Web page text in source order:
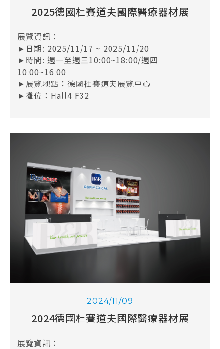
2025德國杜賽道夫國際醫療器材展
展覽資訊：
►日期: 2025/11/17 ~ 2025/11/20
►時間: 週一至週三10:00~18:00/週四
10:00~16:00
►展覽地點：德國杜賽道夫展覽中心
►攤位：Hall4 F32
2024/11/09
2024德國杜賽道夫國際醫療器材展
展覽資訊：